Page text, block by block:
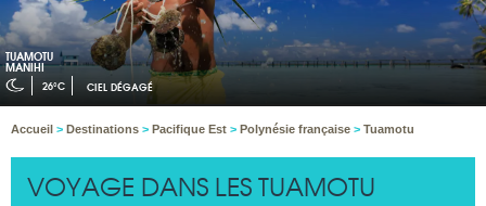
TUAMOTU
MANIHI
26°C CIEL DÉGAGÉ
Accueil > Destinations > Pacifique Est > Polynésie française > Tuamotu
VOYAGE DANS LES TUAMOTU